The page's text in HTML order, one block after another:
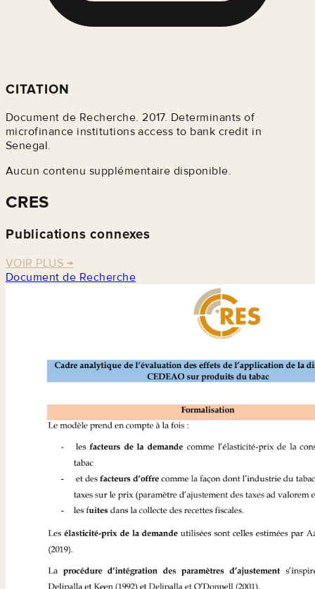
CITATION
Document de Recherche. 2017. Determinants of
microfinance institutions access to bank credit in
Senegal.
Aucun contenu supplémentaire disponible.
CRES
Publications connexes
VOIR PLUS →
Document de Recherche